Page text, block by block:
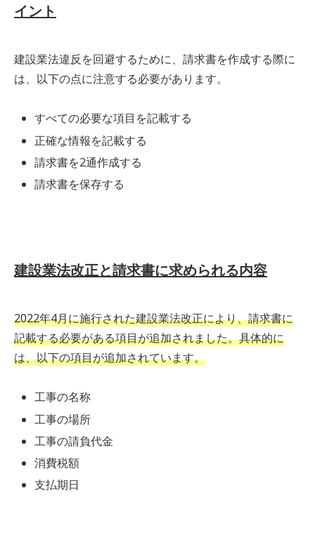
イント
建設業法違反を回避するために、請求書を作成する際に
は、以下の点に注意する必要があります。
すべての必要な項目を記載する
正確な情報を記載する
請求書を2通作成する
請求書を保存する
建設業法改正と請求書に求められる内容
2022年4月に施行された建設業法改正により、請求書に
記載する必要がある項目が追加されました。具体的に
は、以下の項目が追加されています。
工事の名称
工事の場所
工事の請負代金
消費税額
支払期日